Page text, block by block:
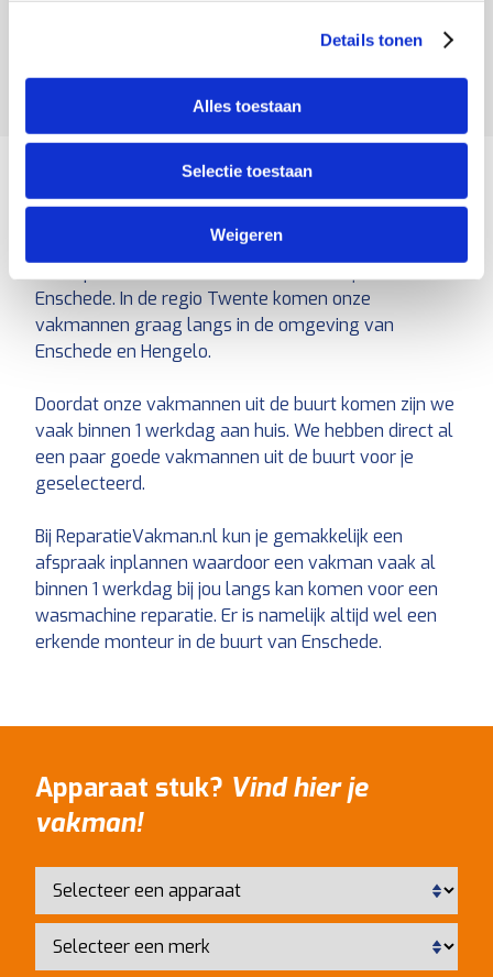
Details tonen
Alles toestaan
Selectie toestaan
Weigeren
Wasmachine kapot? Selecteer
jouw vakman in Enschede
Enschede. In de regio Twente komen onze
vakmannen graag langs in de omgeving van
Enschede en Hengelo.
Doordat onze vakmannen uit de buurt komen zijn we
vaak binnen 1 werkdag aan huis. We hebben direct al
een paar goede vakmannen uit de buurt voor je
geselecteerd.
Bij ReparatieVakman.nl kun je gemakkelijk een
afspraak inplannen waardoor een vakman vaak al
binnen 1 werkdag bij jou langs kan komen voor een
wasmachine reparatie. Er is namelijk altijd wel een
erkende monteur in de buurt van Enschede.
Apparaat stuk? Vind hier je
vakman!